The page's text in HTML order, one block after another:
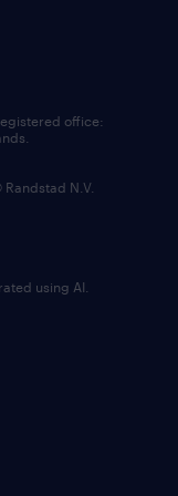
office:
N.V.
using AI.